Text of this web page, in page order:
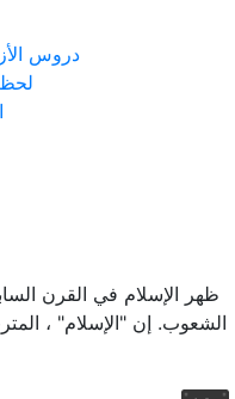
دروس
ظهر الإسلام في القرن
الشعوب. إن "الإسلام" ،